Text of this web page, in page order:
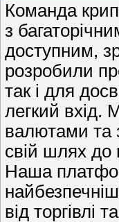
Команда
з
доступним,
розробили
так і для
легкий
валютами та
свій шлях до
Наша
від торгівлі